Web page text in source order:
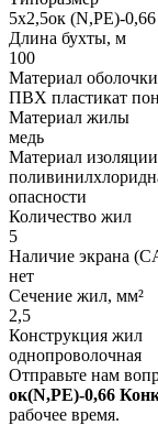
5х2,5ок (N,PE)-0,66
Длина бухты, м
100
Материал оболочки
ПВХ пластикат
Материал жилы
медь
Материал изоляции
опасности
Количество жил
5
Наличие экрана
нет
Сечение жил, мм²
2,5
Конструкция жил
однопроволочная
Отправьте нам
ок(N,PE)-0,66
рабочее время.